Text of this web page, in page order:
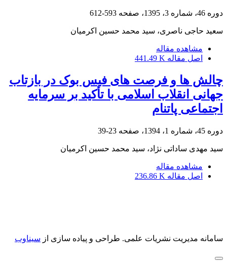
دوره 46، شماره 3، 1395، صفحه 593-612
سعید حاجی ناصری، سید محمد حسین اکرمیان
مشاهده مقاله
اصل مقاله 441.49 K
چالش ها و فرصت های فیس بوک در بازتاب
جهانی انقلاب اسلامی با تأکید بر سرمایه
اجتماعی پاتنام
دوره 45، شماره 1، 1394، صفحه 23-39
سید مهدی ساداتی نژاد، سید محمد حسین اکرمیان
مشاهده مقاله
اصل مقاله 236.86 K
سامانه مدیریت نشریات علمی. طراحی و پیاده سازی از سیناوب